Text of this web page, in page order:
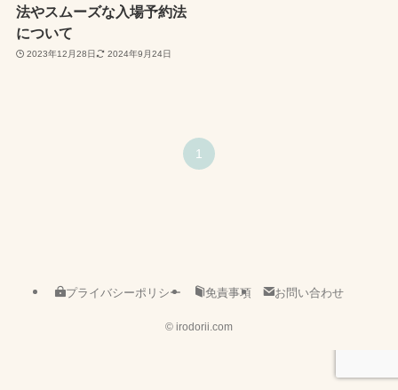
法やスムーズな入場予約法
について
2023年12月28日 2024年9月24日
1
プライバシーポリシー 免責事項 お問い合わせ
© irodorii.com